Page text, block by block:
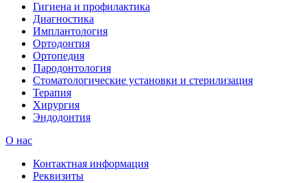
Гигиена и профилактика
Диагностика
Имплантология
Ортодонтия
Ортопедия
Пародонтология
Стоматологические установки и стерилизация
Терапия
Хирургия
Эндодонтия
О нас
Контактная информация
Реквизиты